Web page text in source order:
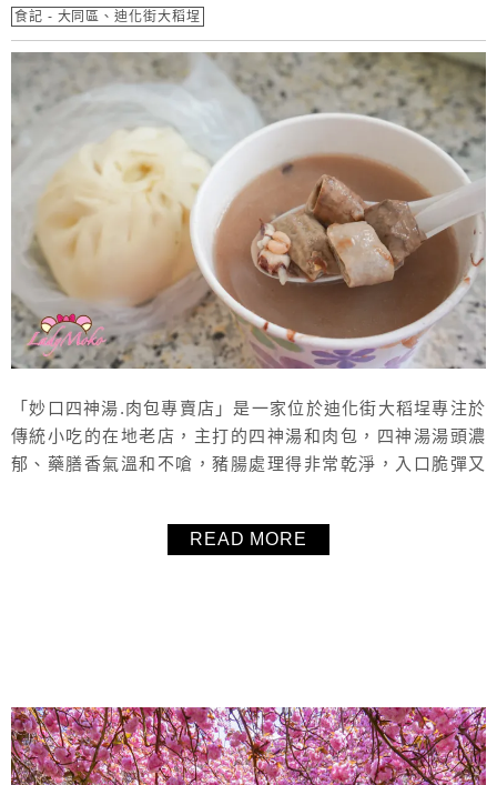
食記 - 大同區、迪化街大稻埕
「妙口四神湯.肉包專賣店」是一家位於迪化街大稻埕專注於
傳統小吃的在地老店，主打的四神湯和肉包，四神湯湯頭濃
郁、藥膳香氣溫和不嗆，豬腸處理得非常乾淨，入口脆彈又
膩。是來迪化街大稻埕必吃的傳統人氣小吃。
READ MORE
About